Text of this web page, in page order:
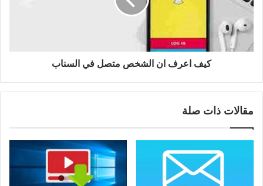
كيف اعرف ان الشخص متصل في السناب
مقالات ذات صلة